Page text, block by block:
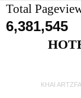
Total
6,381,545
KHAI